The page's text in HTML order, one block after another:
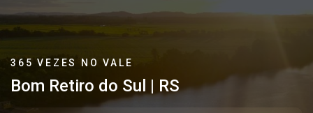
365 VEZES NO VALE
Bom Retiro do Sul | RS